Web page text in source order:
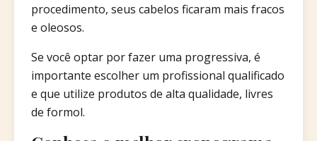
procedimento, seus cabelos ficaram mais fracos
e oleosos.
Se você optar por fazer uma progressiva, é
importante escolher um profissional qualificado
e que utilize produtos de alta qualidade, livres
de formol.